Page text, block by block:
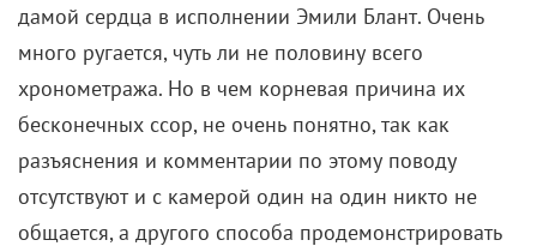
дамой сердца в исполнении Эмили Блант. Очень
много ругается, чуть ли не половину всего
хронометража. Но в чем корневая причина их
бесконечных ссор, не очень понятно, так как
разъяснения и комментарии по этому поводу
отсутствуют и с камерой один на один никто не
общается, а другого способа продемонстрировать